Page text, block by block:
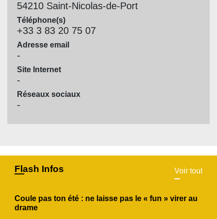
54210 Saint-Nicolas-de-Port
Téléphone(s)
+33 3 83 20 75 07
Adresse email
-
Site Internet
-
Réseaux sociaux
-
Flash Infos Voir tout
Coule pas ton été : ne laisse pas le « fun » virer au
drame